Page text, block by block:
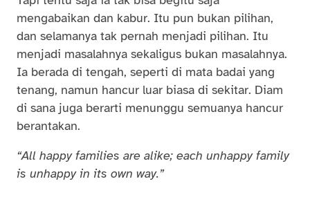
mengabaikan dan kabur. Itu pun bukan pilihan,
dan selamanya tak pernah menjadi pilihan. Itu
menjadi masalahnya sekaligus bukan masalahnya.
Ia berada di tengah, seperti di mata badai yang
tenang, namun hancur luar biasa di sekitar. Diam
di sana juga berarti menunggu semuanya hancur
berantakan.
“All happy families are alike; each unhappy family
is unhappy in its own way.”